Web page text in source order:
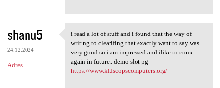
shanu5
24.12.2024
Adres
i read a lot of stuff and i
i read a lot of stuff and i found that the way of
writing to clearifing that exactly want to say was
very good so i am impressed and ilike to come
again in future.. demo slot pg
https://www.kidscopscomputers.org/